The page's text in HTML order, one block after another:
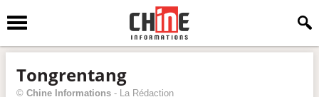
Tongrentang
© Chine Informations - La Rédaction